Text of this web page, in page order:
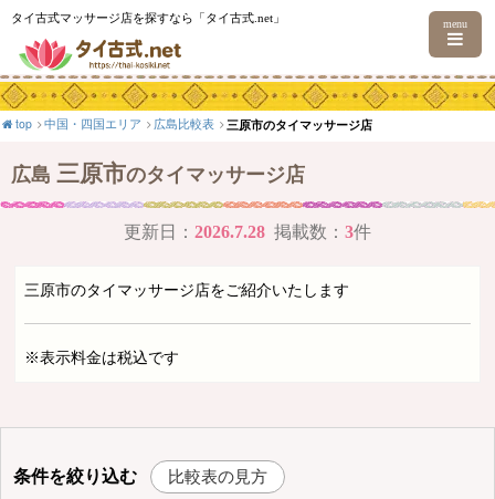
タイ古式マッサージ店を探すなら「タイ古式.net」 menu
top 中国・四国エリア 広島比較表 三原市のタイマッサージ店
広島 三原市のタイマッサージ店
更新日： 2026.7.28 掲載数： 3件
三原市のタイマッサージ店をご紹介いたします
※表示料金は税込です
条件を絞り込む 比較表の見方